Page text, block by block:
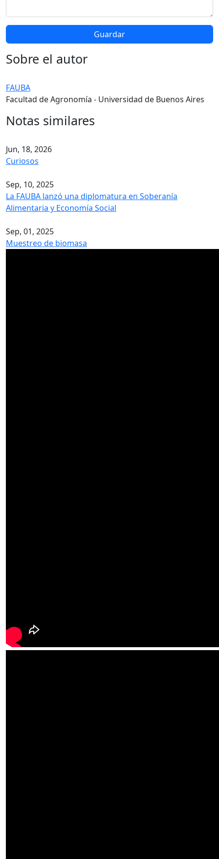
Sobre el autor
FAUBA
Facultad de Agronomía - Universidad de Buenos Aires
Notas similares
Jun, 18, 2026
Curiosos
Sep, 10, 2025
La FAUBA lanzó una diplomatura en Soberanía
Alimentaria y Economía Social
Sep, 01, 2025
Muestreo de biomasa